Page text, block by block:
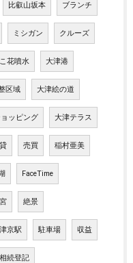
比叡山坂本 ブランチ
ミシガン クルーズ
花噴水 大津港
区域 大津絵の道
ッピング 大津テラス
売買 稲村亜美
FaceTime
絶景
京駅 駐車場 収益
相続登記